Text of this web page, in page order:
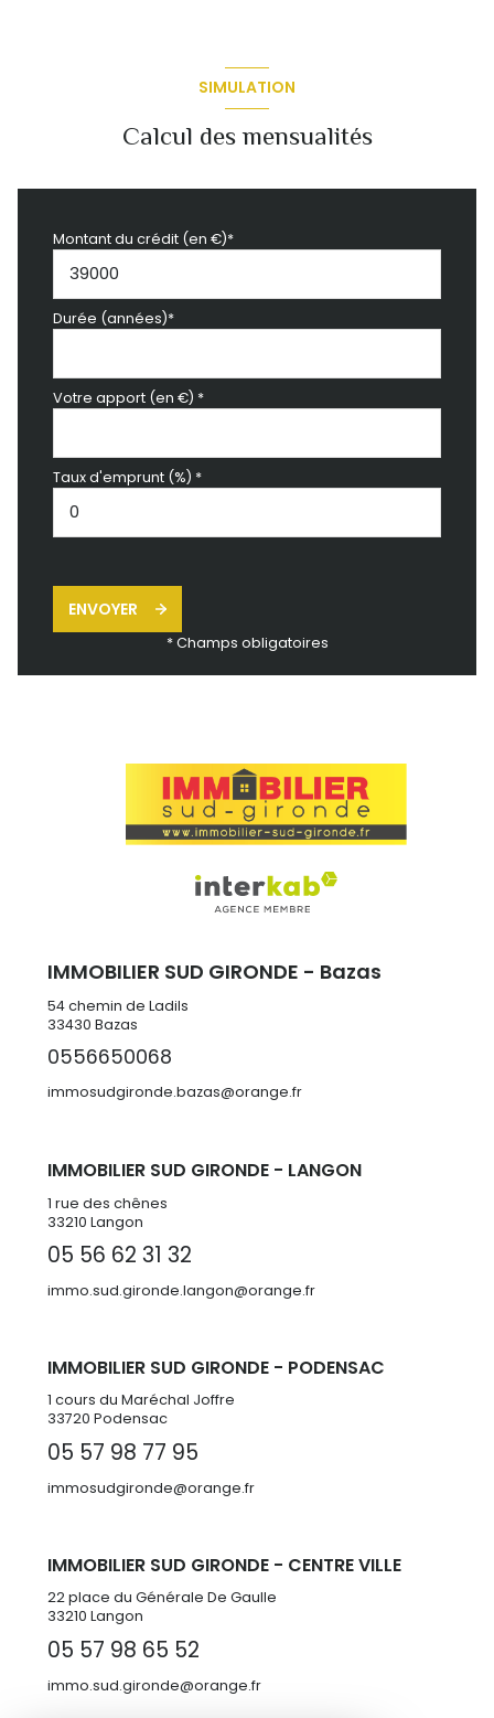
SIMULATION
Calcul des mensualités
Montant du crédit (en €)*
Durée (années)*
Votre apport (en €) *
Taux d'emprunt (%) *
ENVOYER
* Champs obligatoires
IMMOBILIER SUD GIRONDE - Bazas
54 chemin de Ladils
33430 Bazas
0556650068
immosudgironde.bazas@orange.fr
IMMOBILIER SUD GIRONDE - LANGON
1 rue des chênes
33210 Langon
05 56 62 31 32
immo.sud.gironde.langon@orange.fr
IMMOBILIER SUD GIRONDE - PODENSAC
1 cours du Maréchal Joffre
33720 Podensac
05 57 98 77 95
immosudgironde@orange.fr
IMMOBILIER SUD GIRONDE - CENTRE VILLE
22 place du Générale De Gaulle
33210 Langon
05 57 98 65 52
immo.sud.gironde@orange.fr